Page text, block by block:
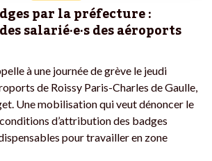
par la préfecture :
salarié·e·s des aéroports
à une journée de grève le jeudi
de Roissy Paris-Charles de Gaulle,
Une mobilisation qui veut dénoncer le
d’attribution des badges
pour travailler en zone